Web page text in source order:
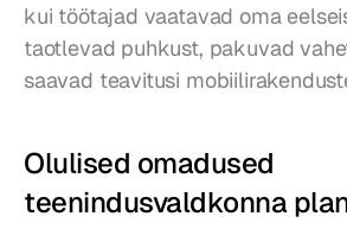
kui töötajad vaatavad oma
taotlevad puhkust, pakuvad
saavad teavitusi
Olulised omadused
teenindusvaldkonna